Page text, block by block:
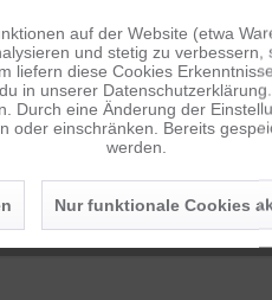
(Garantiefall oder
auf der Website (etwa
und stetig zu
liefern diese Cookies
in unserer
Durch eine Änderung der
oder einschränken. Bereits
werden.
Nur funktionale Cookies